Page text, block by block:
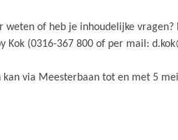
weten of heb je inhoudelijke
Kok (0316-367 800 of per mail:
kan via Meesterbaan tot en met 5